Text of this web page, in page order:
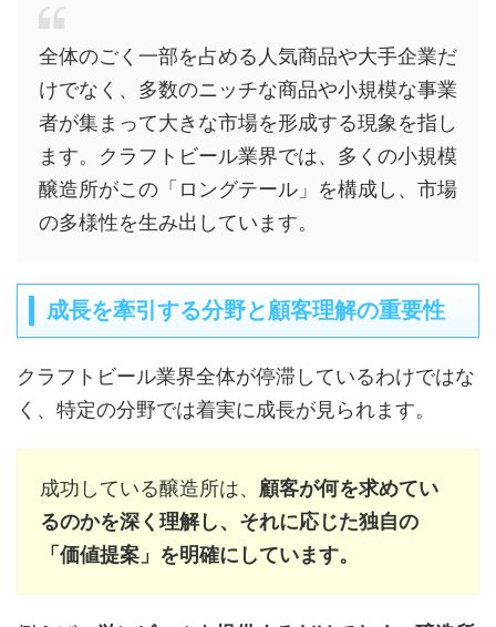
全体のごく一部を占める人気商品や大手企業だ
けでなく、多数のニッチな商品や小規模な事業
者が集まって大きな市場を形成する現象を指し
ます。クラフトビール業界では、多くの小規模
醸造所がこの「ロングテール」を構成し、市場
の多様性を生み出しています。
成長を牽引する分野と顧客理解の重要性
クラフトビール業界全体が停滞しているわけではな
く、特定の分野では着実に成長が見られます。
成功している醸造所は、 顧客が何を求めてい
るのかを深く理解し、それに応じた独自の
「価値提案」を明確にしています。